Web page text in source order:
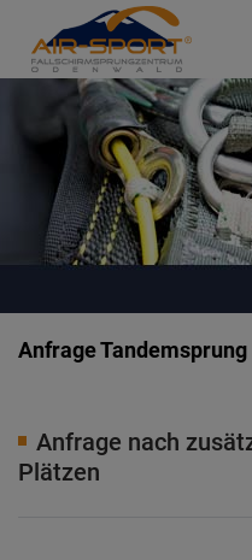
Anfrage Tandemsprung
Anfrage nach
Plätzen